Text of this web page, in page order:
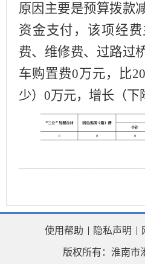
原因主要是预算拨款
资金支付 ，该项经
费、维修费、过路过
车购置费0万元，比
少） 0万元，增长（下
使用帮助 隐私声明
版权所有：淮南市